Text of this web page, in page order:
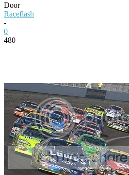
Door
Raceflash
-
0
480